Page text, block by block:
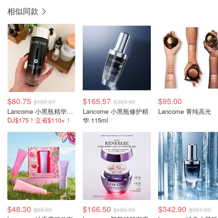
相似同款
$80.75 $102.67
Lancome 小黑瓶精华水 150ml
DJ$175！立省$110+！
$165.57 $363.46
Lancome 小黑瓶修护精
华 115ml
$95.00
Lancome 菁纯高光
$48.30 $69.00 $166.50 $185.00 $342.90 $381.00